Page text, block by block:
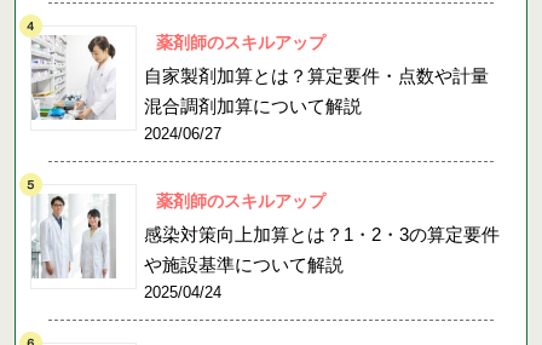
薬剤師のスキルアップ
自家製剤加算とは？算定要件・点数や計量
混合調剤加算について解説
2024/06/27
薬剤師のスキルアップ
感染対策向上加算とは？1・2・3の算定要件
や施設基準について解説
2025/04/24